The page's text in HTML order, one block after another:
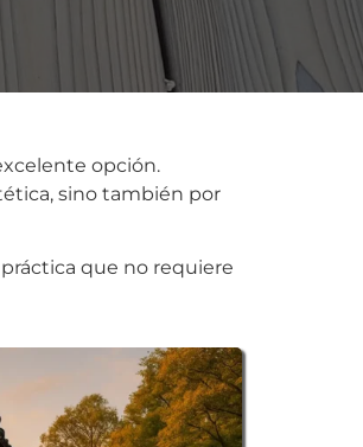
opción.
sino también por
que no requiere